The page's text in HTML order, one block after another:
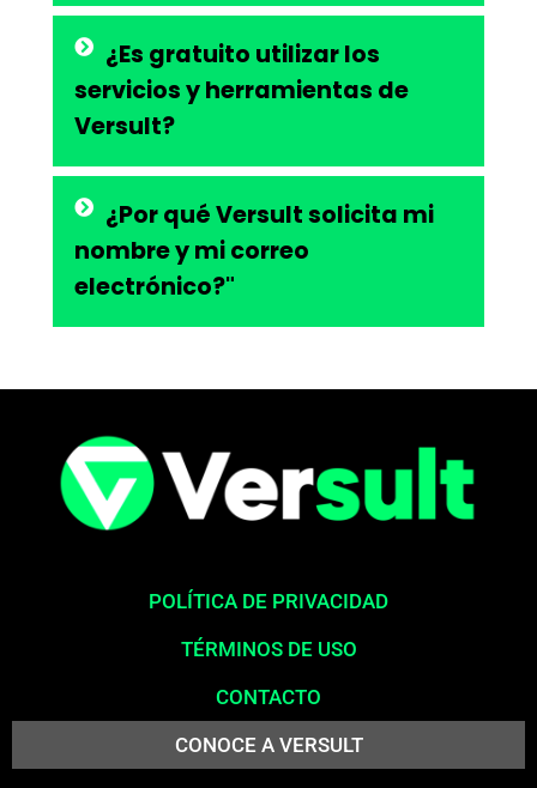
¿Es gratuito utilizar los
servicios y herramientas de
Versult?
¿Por qué Versult solicita mi
nombre y mi correo
electrónico?"
POLÍTICA DE PRIVACIDAD
TÉRMINOS DE USO
CONTACTO
CONOCE A VERSULT